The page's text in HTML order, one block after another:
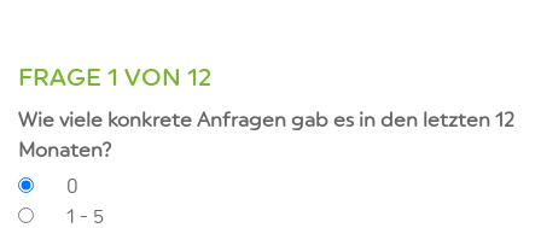
FRAGE 1 VON 12
Wie viele konkrete Anfragen gab es in den letzten 12
Monaten?
0
1 - 5